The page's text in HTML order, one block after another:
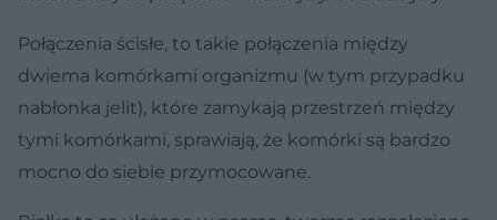
Połączenia ścisłe, to takie połączenia między
dwiema komórkami organizmu (w tym przypadku
nabłonka jelit), które zamykają przestrzeń między
tymi komórkami, sprawiają, że komórki są bardzo
mocno do siebie przymocowane.